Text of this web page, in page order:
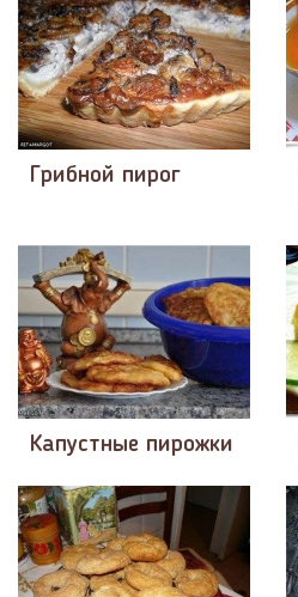
Грибной пирог
Капустные пирожки